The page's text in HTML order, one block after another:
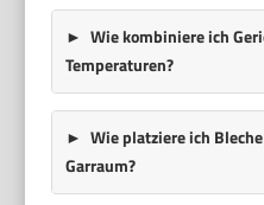
Wie kombiniere ich
Temperaturen?
Wie platziere ich
Garraum?